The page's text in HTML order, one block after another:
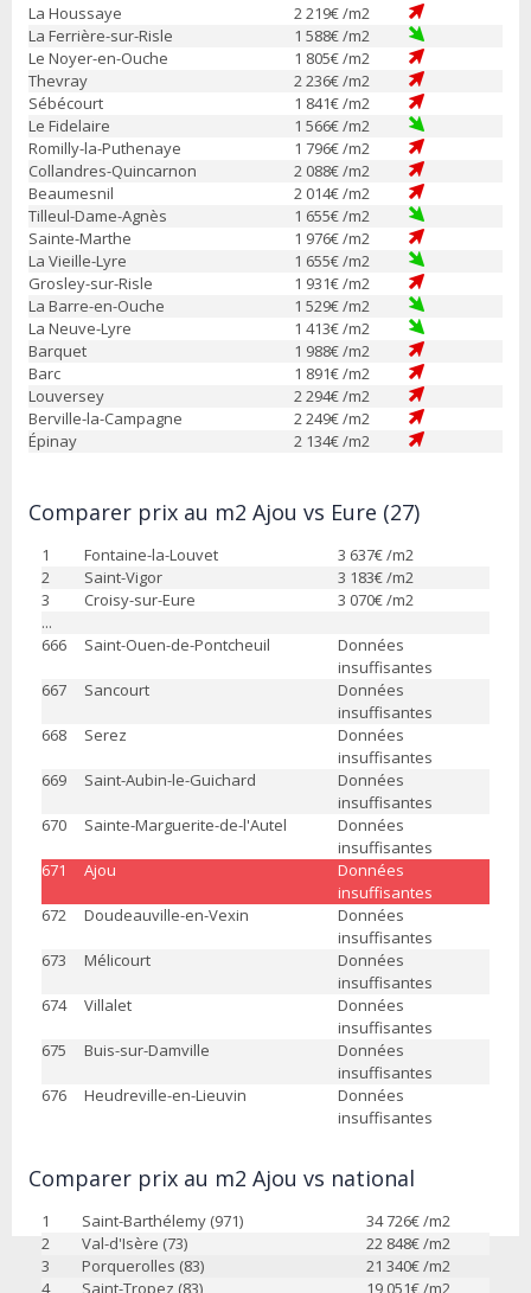
La Houssaye 2 219€ /m2
La Ferrière-sur-Risle
1 588€ /m2
Le Noyer-en-Ouche
1 805€ /m2
Thevray
2 236€ /m2
Sébécourt
1 841€ /m2
Le Fidelaire
1 566€ /m2
Romilly-la-Puthenaye
1 796€ /m2
Collandres-Quincarnon
2 088€ /m2
Beaumesnil
2 014€ /m2
Tilleul-Dame-Agnès
1 655€ /m2
Sainte-Marthe
1 976€ /m2
La Vieille-Lyre
1 655€ /m2
Grosley-sur-Risle
1 931€ /m2
La Barre-en-Ouche
1 529€ /m2
La Neuve-Lyre
1 413€ /m2
Barquet
1 988€ /m2
Barc
1 891€ /m2
Louversey
2 294€ /m2
Berville-la-Campagne
2 249€ /m2
Épinay
2 134€ /m2
Comparer prix au m2 Ajou vs Eure (27)
1 Fontaine-la-Louvet 3 637€ /m2
2
Saint-Vigor 3 183€ /m2
3
Croisy-sur-Eure 3 070€ /m2
...
666
Saint-Ouen-de-Pontcheuil
Données
insuffisantes
667
Sancourt
Données
insuffisantes
668
Serez
Données
insuffisantes
669
Saint-Aubin-le-Guichard
Données
insuffisantes
670
Sainte-Marguerite-de-l'Autel
Données
insuffisantes
671
Ajou
Données
insuffisantes
672
Doudeauville-en-Vexin
Données
insuffisantes
673
Mélicourt
Données
insuffisantes
674
Villalet
Données
insuffisantes
675
Buis-sur-Damville
Données
insuffisantes
676
Heudreville-en-Lieuvin
Données
insuffisantes
Comparer prix au m2 Ajou vs national
1 Saint-Barthélemy (971) 34 726€ /m2
2
Val-d'Isère (73) 22 848€ /m2
3
Porquerolles (83) 21 340€ /m2
4
Saint-Tropez (83) 19 051€ /m2